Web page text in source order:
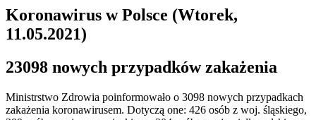
Koronawirus w Polsce (Wtorek,
11.05.2021)
23098 nowych przypadków zakażenia
Ministrstwo Zdrowia poinformowało o 3098 nowych przypadkach
zakażenia koronawirusem. Dotyczą one: 426 osób z woj. śląskiego,